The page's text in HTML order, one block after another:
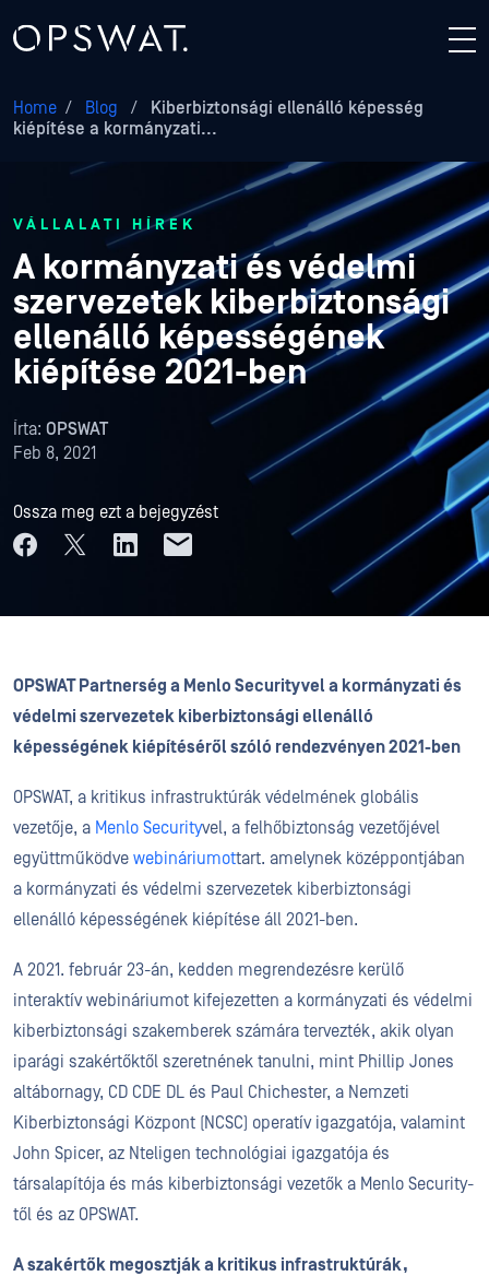
Home / Blog /
Kiberbiztonsági ellenálló képesség
kiépítése a kormányzati...
VÁLLALATI HÍREK
A kormányzati és védelmi
szervezetek kiberbiztonsági
ellenálló képességének
kiépítése 2021-ben
Írta: OPSWAT
Feb 8, 2021
Ossza meg ezt a bejegyzést
OPSWAT Partnerség a Menlo Securityvel a kormányzati és
védelmi szervezetek kiberbiztonsági ellenálló
képességének kiépítéséről szóló rendezvényen 2021-ben
OPSWAT, a kritikus infrastruktúrák védelmének globális
vezetője, a Menlo Securityvel, a felhőbiztonság vezetőjével
együttműködve webináriumottart. amelynek középpontjában
a kormányzati és védelmi szervezetek kiberbiztonsági
ellenálló képességének kiépítése áll 2021-ben.
A 2021. február 23-án, kedden megrendezésre kerülő
interaktív webináriumot kifejezetten a kormányzati és védelmi
kiberbiztonsági szakemberek számára tervezték, akik olyan
iparági szakértőktől szeretnének tanulni, mint Phillip Jones
altábornagy, CD CDE DL és Paul Chichester, a Nemzeti
Kiberbiztonsági Központ (NCSC) operatív igazgatója, valamint
John Spicer, az Nteligen technológiai igazgatója és
társalapítója és más kiberbiztonsági vezetők a Menlo Security-
től és az OPSWAT.
A szakértők megosztják a kritikus infrastruktúrák,